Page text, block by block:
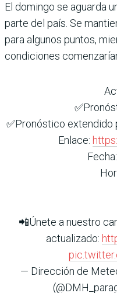
El domingo se aguarda
parte del país. Se
para algunos puntos,
condiciones
✅Pronóstico extendido
Enlace:
📲Únete a nuestro
actualizado:
— Dirección de